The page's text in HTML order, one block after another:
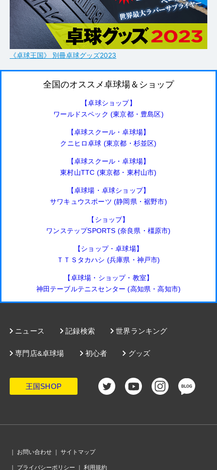
《卓球王国》 別冊卓球グッズ2023
全国のオススメ卓球場＆ショップ
【卓球ショップ】
ワールドスペック (東京都・豊島区)
【卓球スクール・卓球場】
クニヒロ卓球 (東京都・杉並区)
【卓球スクール・卓球場】
東村山TTC (東京都・東村山市)
【卓球場・卓球ショップ】
サワキュウスポーツ (静岡県・裾野市)
【ショップ】
ワンステップSPORTS (奈良県・橿原市)
【ショップ・卓球場】
ＴＴＳタカハシ (兵庫県・神戸市)
【卓球場・ショップ・教室】
神田テーブルテニスセンター (高知県・高知市)
ニュース 記録検索 世界ランキング
グッズ
専門店&卓球場 初心者
王国SHOP
｜ お問い合わせ ｜ サイトマップ
｜ プライバシーポリシー ｜ 利用規約